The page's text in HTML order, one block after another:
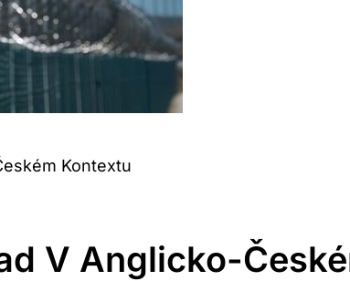
Kontextu
V Anglicko-